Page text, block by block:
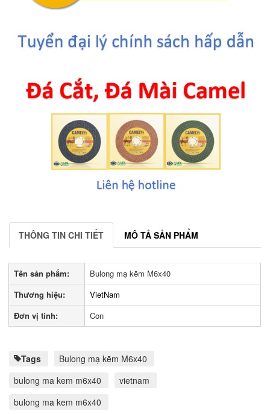
THÔNG TIN CHI TIẾT MÔ TẢ SẢN PHẨM
Tên sản phẩm:
Bulong mạ kẽm M6x40
Thương hiệu:
VietNam
Đơn vị tính:
Con
Tags
Bulong mạ kẽm M6x40
bulong ma kem m6x40
vietnam
bulong ma kem m6x40